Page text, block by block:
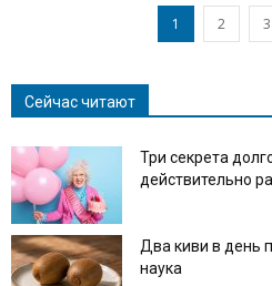
1 2 3
Сейчас читают
Три секрета
действительно
Два киви в день
наука